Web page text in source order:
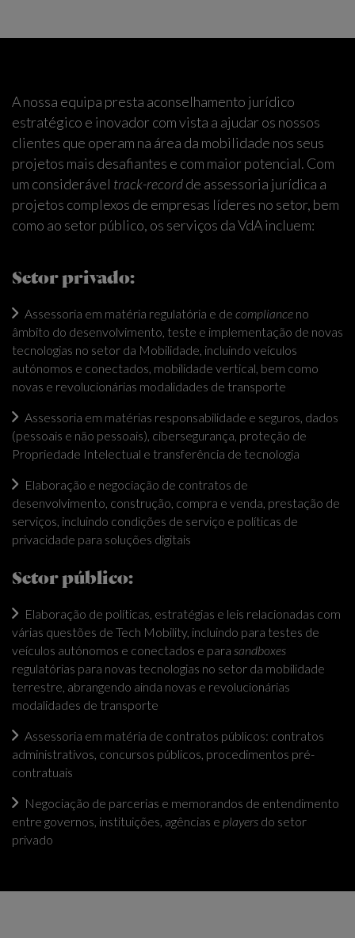
A nossa equipa presta aconselhamento jurídico
estratégico e inovador com vista a ajudar os nossos
clientes que operam na área da mobilidade nos seus
projetos mais desafiantes e com maior potencial. Com
um considerável track-recordde assessoria jurídica a
projetos complexos de empresas líderes no setor, bem
como ao setor público, os serviços da VdA incluem:
Setor privado:
Assessoria em matéria regulatória e de compliance no
âmbito do desenvolvimento, teste e implementação de novas
tecnologias no setor da Mobilidade, incluindo veículos
autónomos e conectados, mobilidade vertical, bem como
novas e revolucionárias modalidades de transporte
Assessoria em matérias responsabilidade e seguros, dados
(pessoais e não pessoais), cibersegurança, proteção de
Propriedade Intelectual e transferência de tecnologia
Elaboração e negociação de contratos de
desenvolvimento, construção, compra e venda, prestação de
serviços, incluindo condições de serviço e políticas de
privacidade para soluções digitais
Setor público:
Elaboração de políticas, estratégias e leis relacionadas com
várias questões de Tech Mobility, incluindo para testes de
veículos autónomos e conectados e para sandboxes
regulatórias para novas tecnologias no setor da mobilidade
terrestre, abrangendo ainda novas e revolucionárias
modalidades de transporte
Assessoria em matéria de contratos públicos: contratos
administrativos, concursos públicos, procedimentos pré-
contratuais
Negociação de parcerias e memorandos de entendimento
entre governos, instituições, agências e players do setor
privado